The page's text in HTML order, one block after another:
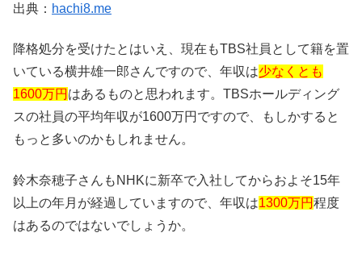
出典： hachi8.me
降格処分を受けたとはいえ、現在もTBS社員として籍を置
いている横井雄一郎さんですので、年収は少なくとも
1600万円 はあるものと思われます。TBSホールディング
スの社員の平均年収が1600万円ですので、もしかすると
もっと多いのかもしれません。
鈴木奈穂子さんもNHKに新卒で入社してからおよそ15年
以上の年月が経過していますので、年収は1300万円程度
はあるのではないでしょうか。